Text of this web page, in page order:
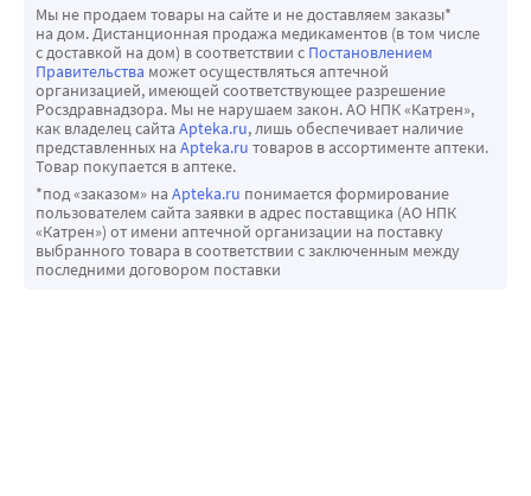
Мы не продаем товары на сайте и не доставляем заказы*
на дом. Дистанционная продажа медикаментов (в том числе
с доставкой на дом) в соответствии с Постановлением
Правительства может осуществляться аптечной
организацией, имеющей соответствующее разрешение
Росздравнадзора. Мы не нарушаем закон. АО НПК «Катрен»,
как владелец сайта Apteka.ru, лишь обеспечивает наличие
представленных на Apteka.ru товаров в ассортименте аптеки.
Товар покупается в аптеке.
*под «заказом» на Apteka.ru понимается формирование
пользователем сайта заявки в адрес поставщика (АО НПК
«Катрен») от имени аптечной организации на поставку
выбранного товара в соответствии с заключенным между
последними договором поставки